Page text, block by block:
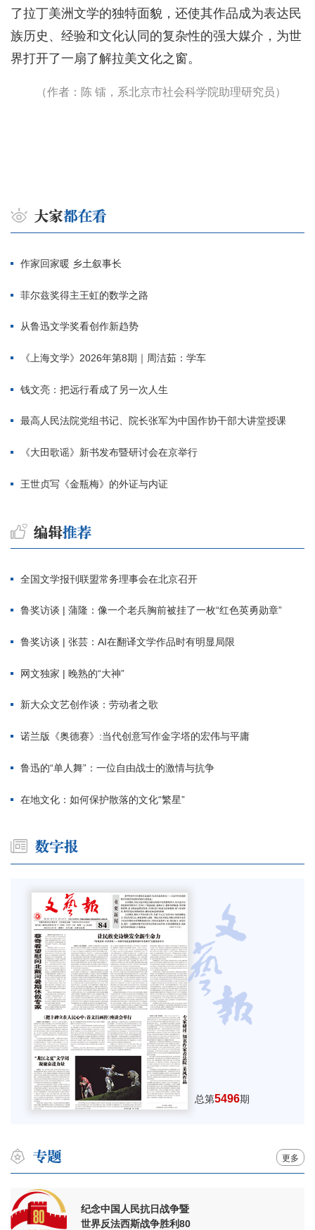
了拉丁美洲文学的独特面貌，还使其作品成为表达民
族历史、经验和文化认同的复杂性的强大媒介，为世
界打开了一扇了解拉美文化之窗。
（作者：陈 镭，系北京市社会科学院助理研究员）
作家回家暖 乡土叙事长
菲尔兹奖得主王虹的数学之路
从鲁迅文学奖看创作新趋势
《上海文学》2026年第8期｜周洁茹：学车
钱文亮：把远行看成了另一次人生
最高人民法院党组书记、院长张军为中国作协干部大讲堂授课
《大田歌谣》新书发布暨研讨会在京举行
王世贞写《金瓶梅》的外证与内证
全国文学报刊联盟常务理事会在北京召开
鲁奖访谈 | 蒲隆：像一个老兵胸前被挂了一枚“红色英勇勋章”
鲁奖访谈 | 张芸：AI在翻译文学作品时有明显局限
网文独家 | 晚熟的“大神”
新大众文艺创作谈：劳动者之歌
诺兰版《奥德赛》:当代创意写作金字塔的宏伟与平庸
鲁迅的“单人舞”：一位自由战士的激情与抗争
在地文化：如何保护散落的文化“繁星”
总第5496期
更多
纪念中国人民抗日战争暨
世界反法西斯战争胜利80